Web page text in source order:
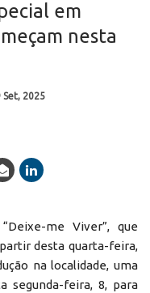
em
nesta
Set, 2025
me Viver”, que
desta quarta-feira,
na localidade, uma
segunda-feira, 8, para